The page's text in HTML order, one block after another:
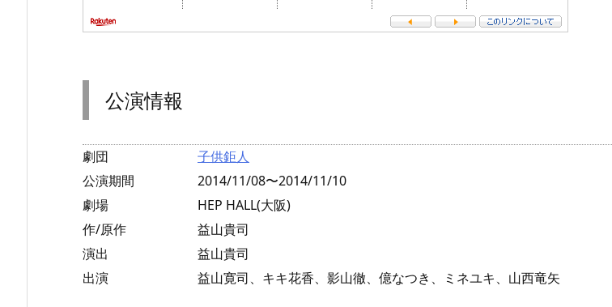
公演情報
劇団
子供鉅人
公演期間
2014/11/08〜2014/11/10
劇場
HEP HALL(大阪)
作/原作
益山貴司
演出
益山貴司
出演
益山寛司、キキ花香、影山徹、億なつき、ミネユキ、山西竜矢